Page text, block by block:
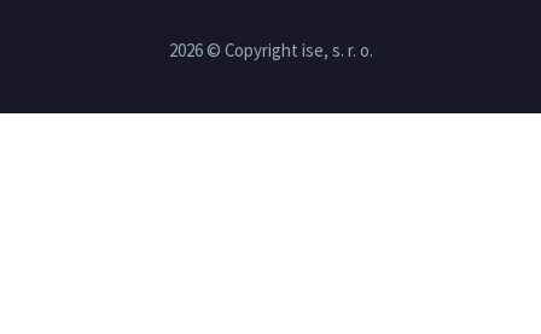
2026 © Copyright ise, s. r. o.